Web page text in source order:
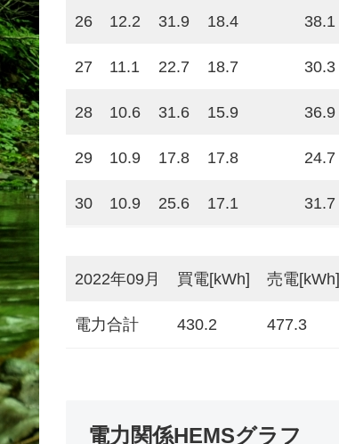
26 12.2 31.9 18.4 38.1
27 11.1 22.7 18.7 30.3
28 10.6 31.6 15.9 36.9
29 10.9 17.8 17.8 24.7
30 10.9 25.6 17.1 31.7
2022年09月 買電[kWh] 売電[kWh]
電力合計 430.2 477.3
電力関係HEMSグラフ